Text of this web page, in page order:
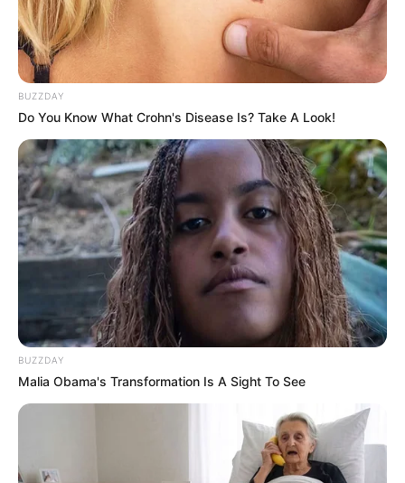
kita diuji oleh Allah.
Bagi saya, bentuk penistaan atas Tuhan adalah jika
ada orang yang menghina orang miskin atau apa pun
Dalam kepedihan apa pun hikmah yang lebih besar
terkandung dibanding kepedihan itu sendiri.
Pembelaan atas nama Tuhan sebenarnya hanyalah
pembelaan atas ego suatu kelompok saja.
Mengalah bukan berarti kalah, tapi justru puncak
kemenangan.
Pendapat kita benar, tapi bisa jadi mengandung
kesalahan. Sedangkan pendapat orang lain salah,
tapi bisa jadi mengandung kebenaran.
Pertanyaannya, dulu agama turun untuk
BUZZDAY
Do You Know What Crohn's Disease Is? Take A Look!
BUZZDAY
Malia Obama's Transformation Is A Sight To See